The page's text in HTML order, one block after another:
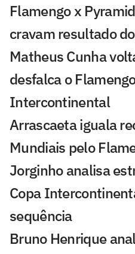
Flamengo x
cravam resultado
Matheus Cunha
desfalca o
Intercontinental
Arrascaeta iguala
Mundiais pelo
Jorginho analisa
Copa
sequência
Bruno Henrique